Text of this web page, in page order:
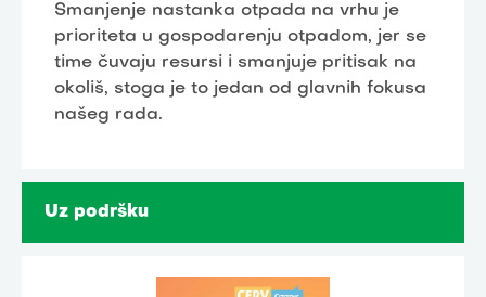
Smanjenje nastanka otpada na vrhu je
prioriteta u gospodarenju otpadom, jer se
time čuvaju resursi i smanjuje pritisak na
okoliš, stoga je to jedan od glavnih fokusa
našeg rada.
Uz podršku